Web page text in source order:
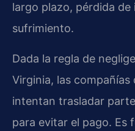
largo plazo, pérdida
sufrimiento.
Dada la regla de
Virginia, las compañías
intentan trasladar
para evitar el pago. Es